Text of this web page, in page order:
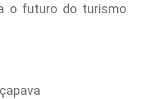
o futuro do turismo